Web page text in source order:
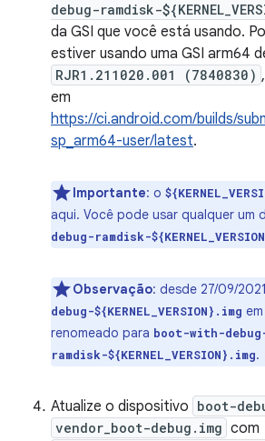
debug-ramdisk-
da GSI que você está usando.
estiver usando uma GSI arm64
RJR1.211020.001 (7840830)
em
https://ci.android.com/builds/
sp_arm64-user/latest.
Importante: o
aqui. Você pode usar qualquer um
debug-ramdisk-
Observação: desde 27/09/
debug-${KERNEL_VERSION}.img
renomeado para boot-with-
ramdisk-${KERNEL_VERSION}.img.
Atualize o dispositivo boot-
vendor_boot-debug.img com